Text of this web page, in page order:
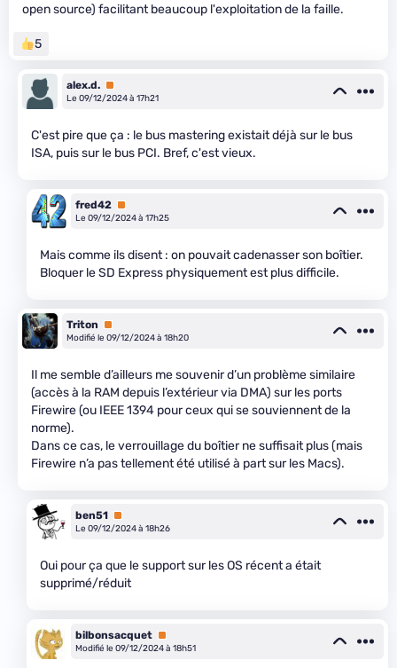
open source) facilitant beaucoup l'exploitation de la faille.
5
alex.d. Premium
Le 09/12/2024 à 17h21
C'est pire que ça : le bus mastering existait déjà sur le bus
ISA, puis sur le bus PCI. Bref, c'est vieux.
fred42 Premium
Le 09/12/2024 à 17h25
Mais comme ils disent : on pouvait cadenasser son boîtier.
Bloquer le SD Express physiquement est plus difficile.
Triton
Premium
Modifié le 09/12/2024 à 18h20
Il me semble d’ailleurs me souvenir d’un problème similaire
(accès à la RAM depuis l’extérieur via DMA) sur les ports
Firewire (ou IEEE 1394 pour ceux qui se souviennent de la
norme).
Dans ce cas, le verrouillage du boîtier ne suffisait plus (mais
Firewire n’a pas tellement été utilisé à part sur les Macs).
ben51 Premium
Le 09/12/2024 à 18h26
Oui pour ça que le support sur les OS récent a était
supprimé/réduit
bilbonsacquet Premium
Modifié le 09/12/2024 à 18h51